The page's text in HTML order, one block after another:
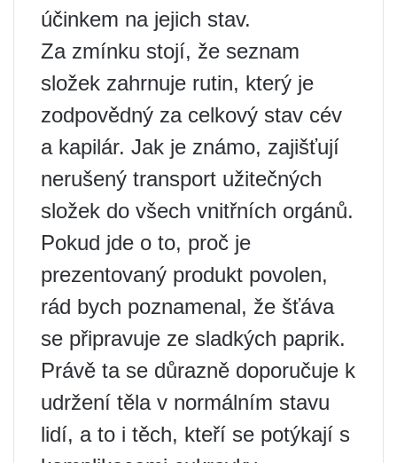
účinkem na jejich stav.
Za zmínku stojí, že seznam
složek zahrnuje rutin, který je
zodpovědný za celkový stav cév
a kapilár. Jak je známo, zajišťují
nerušený transport užitečných
složek do všech vnitřních orgánů.
Pokud jde o to, proč je
prezentovaný produkt povolen,
rád bych poznamenal, že šťáva
se připravuje ze sladkých paprik.
Právě ta se důrazně doporučuje k
udržení těla v normálním stavu
lidí, a to i těch, kteří se potýkají s